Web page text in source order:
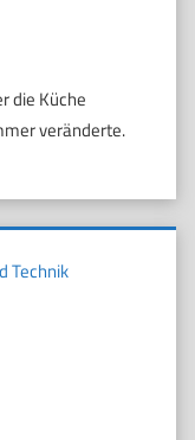
die Küche
veränderte.
Technik